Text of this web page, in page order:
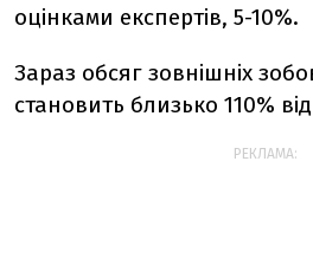
оцінками експертів, 5-10%.
Зараз обсяг зовнішніх
становить близько 110%
РЕКЛАМА: